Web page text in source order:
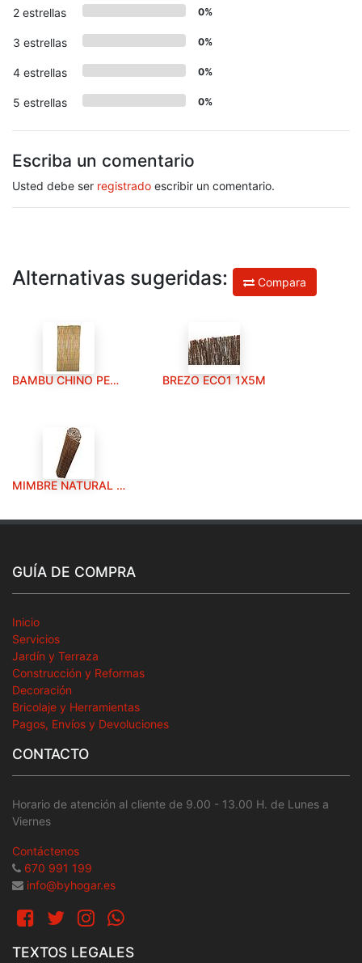
2 estrellas 0%
3 estrellas 0%
4 estrellas 0%
5 estrellas 0%
Escriba un comentario
Usted debe ser registrado escribir un comentario.
Alternativas sugeridas: Compara
BAMBU CHINO PELADO 1X5M BREZO ECO1 1X5M
MIMBRE NATURAL 1X5M
GUÍA DE COMPRA
Inicio
Servicios
Jardín y Terraza
Construcción y Reformas
Decoración
Bricolaje y Herramientas
Pagos, Envíos y Devoluciones
CONTACTO
Horario de atención al cliente de 9.00 - 13.00 H. de Lunes a
Viernes
Contáctenos
670 991 199
info@byhogar.es
TEXTOS LEGALES